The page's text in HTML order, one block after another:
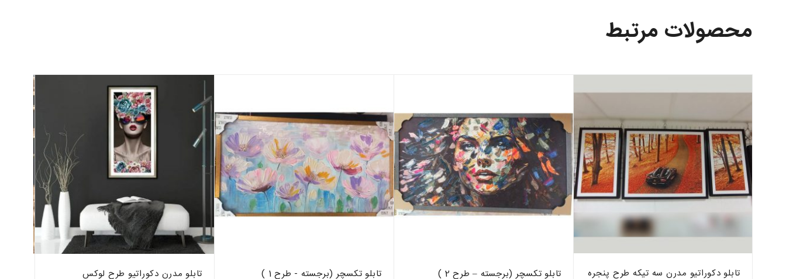
محصولات مرتبط
تابلو دکوراتیو مدرن سه تیکه طرح پنجره
تابلو تکسچر (برجسته – طرح 2 ) تابلو تکسچر (برجسته - طرح 1 ) تابلو مدرن دکوراتیو طرح لوکس